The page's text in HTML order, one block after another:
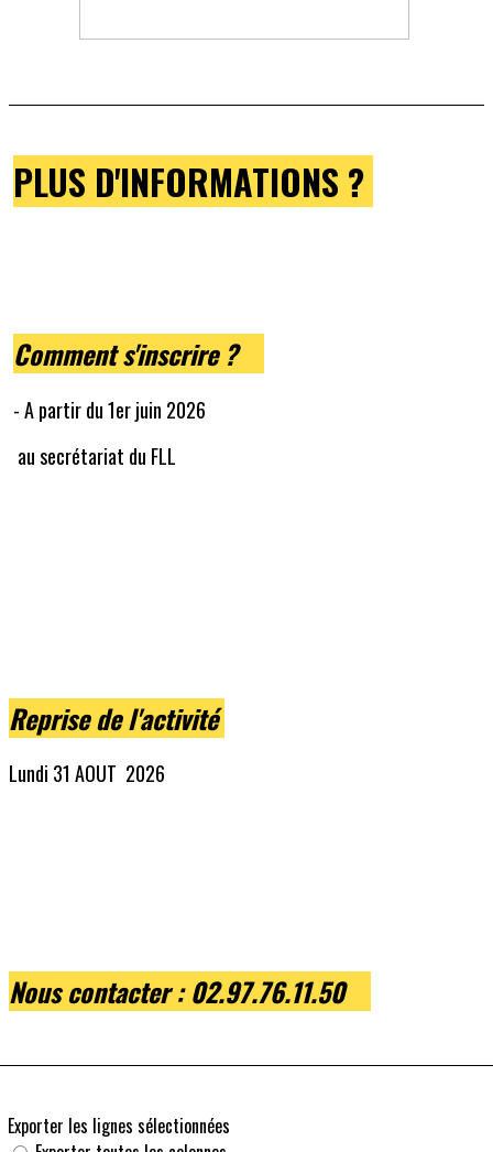
PLUS D'INFORMATIONS ?
Comment s'inscrire ?
- A partir du 1er juin 2026
au secrétariat du FLL
Reprise de l'activité
Lundi 31 AOUT 2026
Nous contacter: 02.97.76.11.50